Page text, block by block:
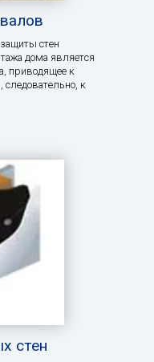
стен
дома является
приводящее к
следовательно, к
стен